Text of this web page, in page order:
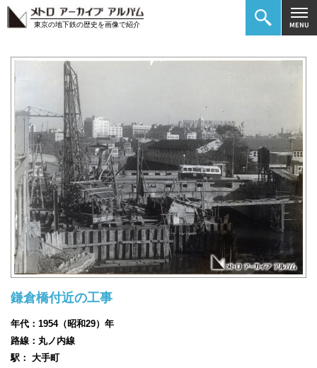
東京の地下鉄の歴史を画像で紹介
鎌倉橋付近の工事
年代：1954（昭和29）年
路線：丸ノ内線
駅： 大手町